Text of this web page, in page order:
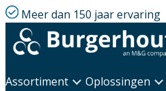
Meer dan 150 jaar ervaring
Assortiment Oplossingen